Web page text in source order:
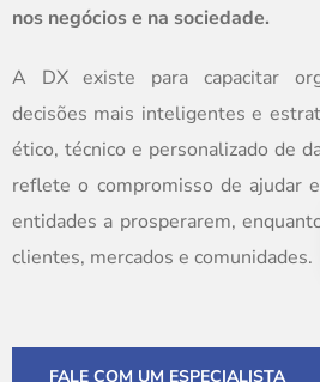
nos negócios e na sociedade.
A DX existe para capacitar
decisões mais inteligentes e
ético, técnico e personalizado de
reflete o compromisso de ajudar
entidades a prosperarem,
clientes, mercados e comunidades.
FALE COM UM ESPECIALISTA